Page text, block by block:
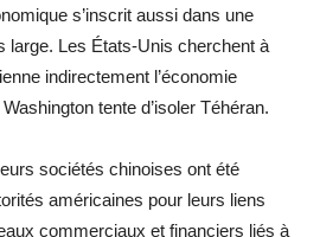
s’inscrit aussi dans une
large. Les États-Unis cherchent à
indirectement l’économie
tente d’isoler Téhéran.
sociétés chinoises ont été
américaines pour leurs liens
commerciaux et financiers liés à